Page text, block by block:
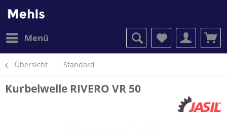
Menü
Übersicht Standard
Kurbelwelle RIVERO VR 50